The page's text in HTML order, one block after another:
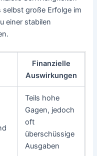
große Erfolge im
einer stabilen
Finanzielle
Auswirkungen
Teils hohe
Gagen, jedoch
oft
überschüssige
Ausgaben